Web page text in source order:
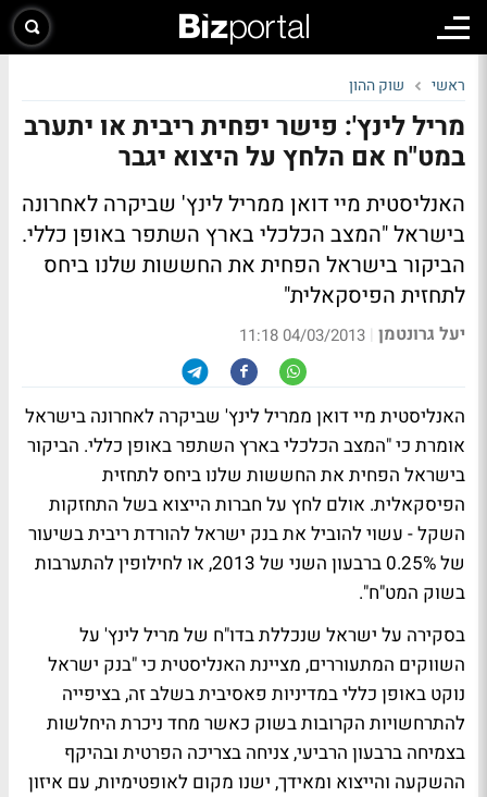
ראשי שוק ההון
מריל לינץ': פישר יפחית ריבית או יתערב
במט"ח אם הלחץ על היצוא יגבר
האנליסטית מיי דואן ממריל לינץ' שביקרה לאחרונה
בישראל "המצב הכלכלי בארץ השתפר באופן כללי.
הביקור בישראל הפחית את החששות שלנו ביחס
לתחזית הפיסקאלית"
יעל גרונטמן |
04/03/2013 11:18
האנליסטית מיי דואן ממריל לינץ' שביקרה לאחרונה בישראל
אומרת כי "המצב הכלכלי בארץ השתפר באופן כללי. הביקור
בישראל הפחית את החששות שלנו ביחס לתחזית
הפיסקאלית. אולם לחץ על חברות הייצוא בשל התחזקות
השקל - עשוי להוביל את בנק ישראל להורדת ריבית בשיעור
של 0.25% ברבעון השני של 2013, או לחילופין להתערבות
בשוק המט"ח".
בסקירה על ישראל שנכללת בדו"ח של מריל לינץ' על
השווקים המתעוררים, מציינת האנליסטית כי "בנק ישראל
נוקט באופן כללי במדיניות פאסיבית בשלב זה, בציפייה
להתרחשויות הקרובות בשוק כאשר מחד ניכרת היחלשות
בצמיחה ברבעון הרביעי, צניחה בצריכה הפרטית ובהיקף
ההשקעה והייצוא ומאידך, ישנו מקום לאופטימיות, עם איזון